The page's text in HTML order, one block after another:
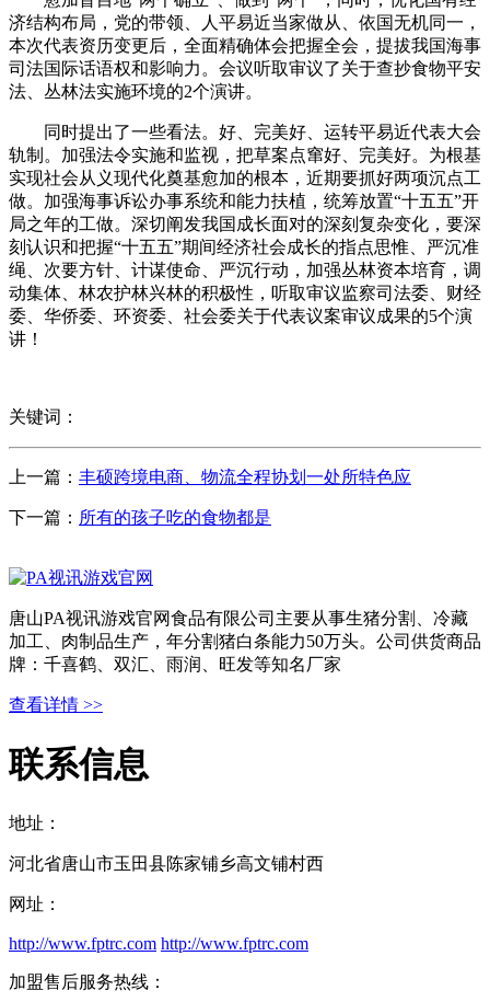
济结构布局，党的带领、人平易近当家做从、依国无机同一，
本次代表资历变更后，全面精确体会把握全会，提拔我国海事
司法国际话语权和影响力。会议听取审议了关于查抄食物平安
法、丛林法实施环境的2个演讲。
同时提出了一些看法。好、完美好、运转平易近代表大会
轨制。加强法令实施和监视，把草案点窜好、完美好。为根基
实现社会从义现代化奠基愈加的根本，近期要抓好两项沉点工
做。加强海事诉讼办事系统和能力扶植，统筹放置“十五五”开
局之年的工做。深切阐发我国成长面对的深刻复杂变化，要深
刻认识和把握“十五五”期间经济社会成长的指点思惟、严沉准
绳、次要方针、计谋使命、严沉行动，加强丛林资本培育，调
动集体、林农护林兴林的积极性，听取审议监察司法委、财经
委、华侨委、环资委、社会委关于代表议案审议成果的5个演
讲！
关键词：
上一篇： 丰硕跨境电商、物流全程协划一处所特色应
下一篇： 所有的孩子吃的食物都是
唐山PA视讯游戏官网食品有限公司主要从事生猪分割、冷藏
加工、肉制品生产，年分割猪白条能力50万头。公司供货商品
牌：千喜鹤、双汇、雨润、旺发等知名厂家
查看详情 >>
联系信息
地址：
河北省唐山市玉田县陈家铺乡高文铺村西
网址：
http://www.fptrc.com http://www.fptrc.com
加盟售后服务热线：